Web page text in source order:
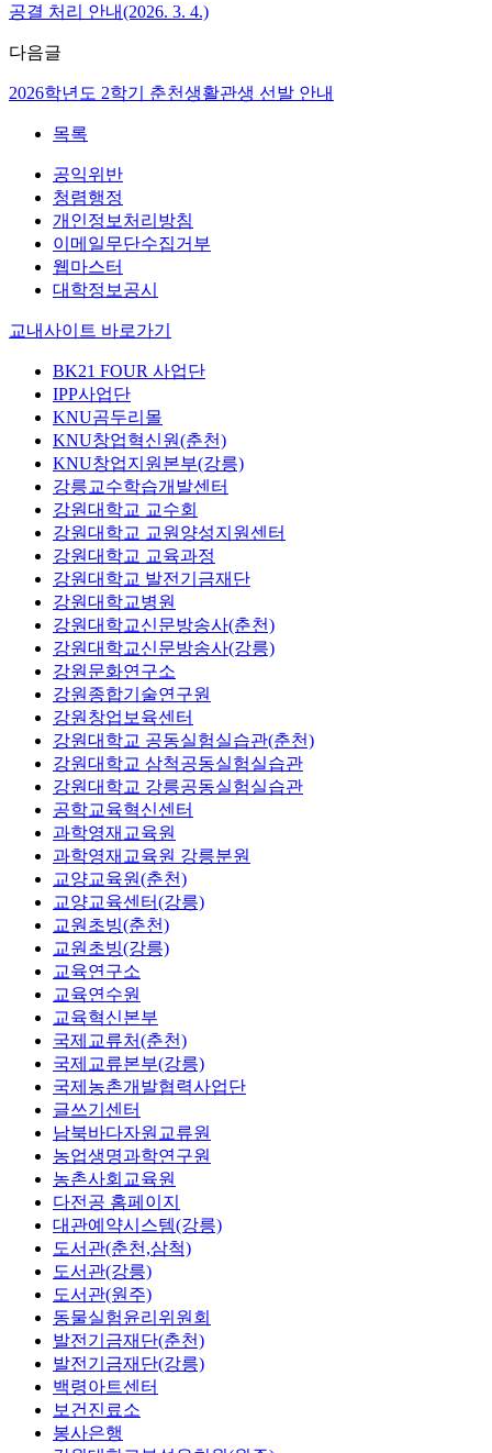
공결 처리 안내(2026. 3. 4.)
다음글
2026학년도 2학기 춘천생활관생 선발 안내
목록
공익위반
청렴행정
개인정보처리방침
이메일무단수집거부
웹마스터
대학정보공시
교내사이트 바로가기
BK21 FOUR 사업단
IPP사업단
KNU곰두리몰
KNU창업혁신원(춘천)
KNU창업지원본부(강릉)
강릉교수학습개발센터
강원대학교 교수회
강원대학교 교원양성지원센터
강원대학교 교육과정
강원대학교 발전기금재단
강원대학교병원
강원대학교신문방송사(춘천)
강원대학교신문방송사(강릉)
강원문화연구소
강원종합기술연구원
강원창업보육센터
강원대학교 공동실험실습관(춘천)
강원대학교 삼척공동실험실습관
강원대학교 강릉공동실험실습관
공학교육혁신센터
과학영재교육원
과학영재교육원 강릉분원
교양교육원(춘천)
교양교육센터(강릉)
교원초빙(춘천)
교원초빙(강릉)
교육연구소
교육연수원
교육혁신본부
국제교류처(춘천)
국제교류본부(강릉)
국제농촌개발협력사업단
글쓰기센터
남북바다자원교류원
농업생명과학연구원
농촌사회교육원
다전공 홈페이지
대관예약시스템(강릉)
도서관(춘천,삼척)
도서관(강릉)
도서관(원주)
동물실험윤리위원회
발전기금재단(춘천)
발전기금재단(강릉)
백령아트센터
보건진료소
봉사은행